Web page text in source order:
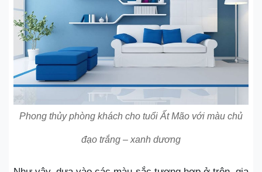
Phong thủy phòng khách cho tuổi Ất Mão với màu chủ
đạo trắng – xanh dương